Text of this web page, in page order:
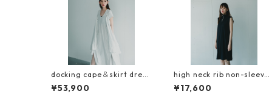
docking cape＆skirt dress
INORI（祈）
¥53,900
high neck rib non-sleeve
short dress
¥17,600